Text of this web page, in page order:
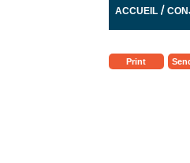
ACCUEIL /
Print